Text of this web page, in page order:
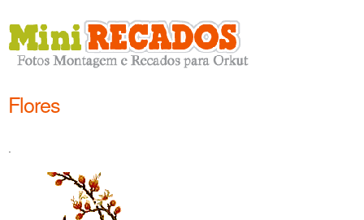
Flores
.